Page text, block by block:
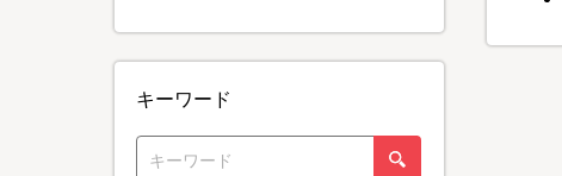
キーワード